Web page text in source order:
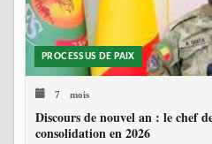
PROCESSUS DE PAIX
7 mois
Discours de nouvel an : le chef
consolidation en 2026